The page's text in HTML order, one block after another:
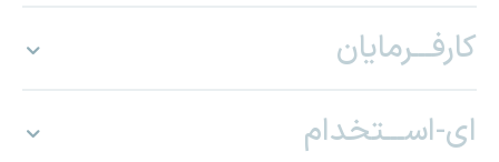
کارفـــرمایان
ای-اســـتخدام